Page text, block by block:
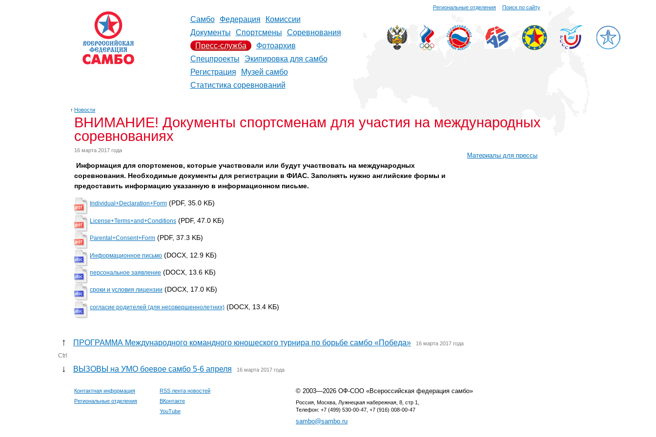
Региональные отделения Поиск по сайту
Самбо Федерация
Комиссии
Документы
Спортсмены
Соревнования
Пресс-служба
Фотоархив
Спецпроекты
Экипировка для самбо
Регистрация
Музей самбо
Статистика соревнований
↑ Новости
ВНИМАНИЕ! Документы спортсменам для участия на международных
соревнованиях
16 марта 2017 года
Информация для спортсменов, которые участвовали или будут участвовать на международных
соревнования. Необходимые документы для регистрации в ФИАС. Заполнять нужно английские формы и
предоставить информацию указанную в информационном письме.
Individual+Declaration+Form (PDF, 35.0 KБ)
License+Terms+and+Conditions (PDF, 47.0 KБ)
Parental+Consent+Form (PDF, 37.3 KБ)
Информационное письмо (DOCX, 12.9 KБ)
персональное заявление (DOCX, 13.6 KБ)
сроки и условия лицензии (DOCX, 17.0 KБ)
согласие родителей (для несовершеннолетних) (DOCX, 13.4 KБ)
↑ ПРОГРАММА Международного командного юношеского турнира по борьбе самбо «Победа» 16 марта 2017 года
Ctrl
↓ ВЫЗОВЫ на УМО боевое самбо 5-6 апреля 16 марта 2017 года
Материалы для прессы
Контактная информация
Региональные отделения
RSS лента новостей
ВКонтакте
YouTube
© 2003—2026 ОФ-СОО «Всероссийская федерация самбо»
Россия, Москва, Лужнецкая набережная, 8, стр 1,
Телефон: +7 (499) 530-00-47, +7 (916) 008-00-47
sambo@sambo.ru